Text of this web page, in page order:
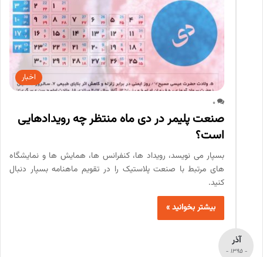
اخبار
0
صنعت پلیمر در دی ماه منتظر چه رویدادهایی
است؟
بسپار می نویسد، رویداد ها، کنفرانس ها، همایش ها و نمایشگاه
های مرتبط با صنعت پلاستیک را در تقویم ماهنامه بسپار دنبال
کنید.
بیشتر بخوانید »
آذر
- 1395 -